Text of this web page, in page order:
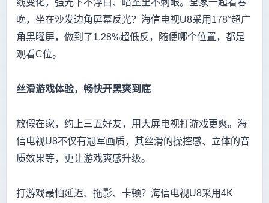
线变化，强光下不浮白、暗室里不刺眼。全家一起看春
晚，坐在沙发边角屏幕反光？海信电视U8采用178°超广
角黑曜屏，做到了1.28%超低反，随便哪个位置，都是
观看C位。
丝滑游戏体验，畅快开黑爽到底
放假在家，约上三五好友，用大屏电视打游戏更爽。海
信电视U8不仅有冠军画质，其丝滑的操控感、立体的音
质效果等，更让游戏爽感升级。
打游戏最怕延迟、拖影、卡顿？海信电视U8采用4K